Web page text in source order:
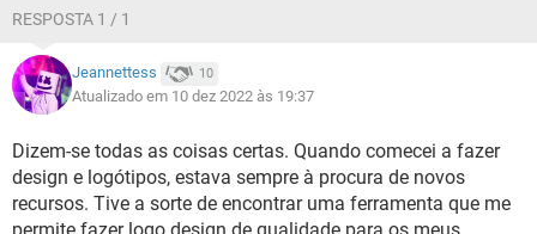
RESPOSTA 1 / 1
Jeannettess 10
Atualizado em 10 dez 2022 às 19:37
Dizem-se todas as coisas certas. Quando comecei a fazer
design e logótipos, estava sempre à procura de novos
recursos. Tive a sorte de encontrar uma ferramenta que me